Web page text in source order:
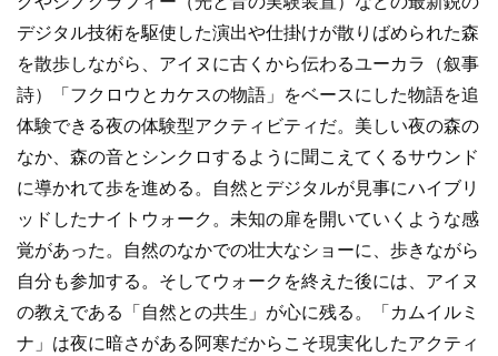
デジタル技術を駆使した演出や仕掛けが散りばめられた森
を散歩しながら、アイヌに古くから伝わるユーカラ（叙事
詩）「フクロウとカケスの物語」をベースにした物語を追
体験できる夜の体験型アクティビティだ。美しい夜の森の
なか、森の音とシンクロするように聞こえてくるサウンド
に導かれて歩を進める。自然とデジタルが見事にハイブリ
ッドしたナイトウォーク。未知の扉を開いていくような感
覚があった。自然のなかでの壮大なショーに、歩きながら
自分も参加する。そしてウォークを終えた後には、アイヌ
の教えである「自然との共生」が心に残る。「カムイルミ
ナ」は夜に暗さがある阿寒だからこそ現実化したアクティ